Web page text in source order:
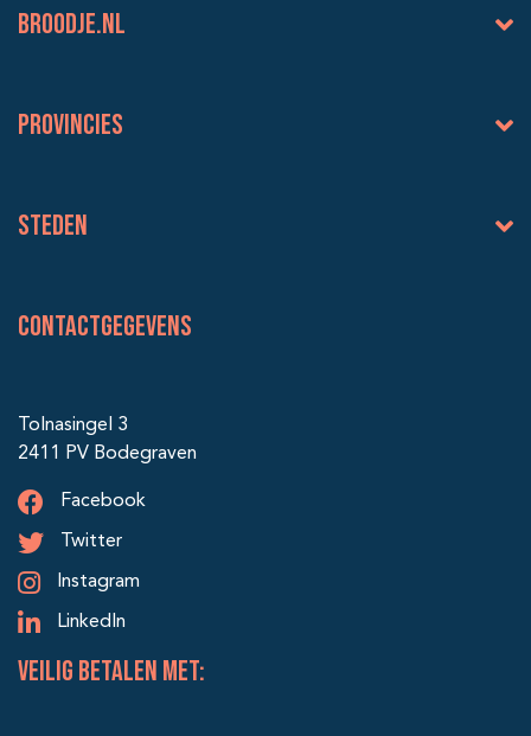
BROODJE.NL
Provincies
Steden
Contactgegevens
Tolnasingel 3
2411 PV Bodegraven
Facebook
Twitter
Instagram
LinkedIn
veilig betalen met: